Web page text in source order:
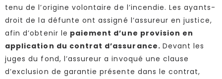
tenu de l’origine volontaire de l’incendie. Les ayants-
droit de la défunte ont assigné l’assureur en justice,
afin d’obtenir le paiement d’une provision en
application du contrat d’assurance. Devant les
juges du fond, l’assureur a invoqué une clause
d’exclusion de garantie présente dans le contrat,